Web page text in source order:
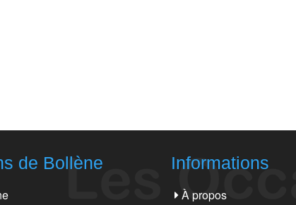
de Bollène Informations
À propos